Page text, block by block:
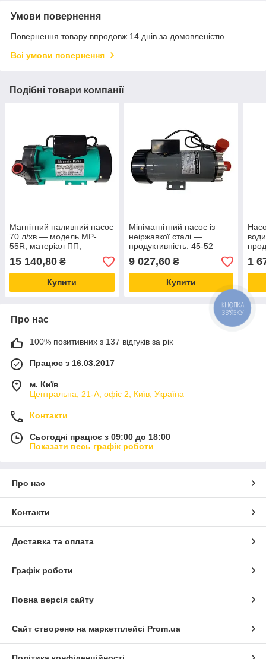
Умови повернення
Повернення товару впродовж 14 днів за домовленістю
Всі умови повернення
Подібні товари компанії
Магнітний паливний насос
70 л/хв — модель MP-
55R, матеріал ПП,
продуктивність 70 літрів на
хвилину,
15 140,80 ₴
Купити
Мінімагнітний насос із
неіржавкої сталі —
продуктивність: 45-52
літри на хвилину, напруга:
110В / 230В.
9 027,60₴
Купити
на
1
Про нас
100% позитивних з 137 відгуків за рік
Працює з 16.03.2017
м. Київ
Центральна, 21-А, офіс 2, Київ, Україна
Контакти
Сьогодні працює з 09:00 до 18:00
Показати весь графік роботи
Про нас
Контакти
Доставка та оплата
Графік роботи
Повна версія сайту
Сайт створено на маркетплейсі Prom.ua
КНОПКА
ЗВ'ЯЗКУ